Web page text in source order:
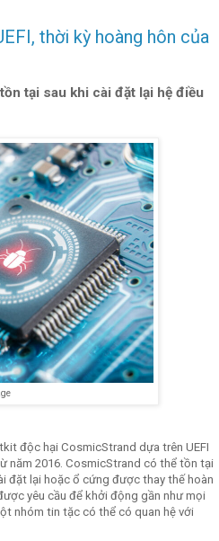
thời kỳ hoàng hôn của
tại sau khi cài đặt lại hệ điều
độc hại CosmicStrand dựa trên UEFI
2016. CosmicStrand có thể tồn tại
đặt lại hoặc ổ cứng được thay thế hoàn
yêu cầu để khởi động gần như mọi
nhóm tin tặc có thể có quan hệ với